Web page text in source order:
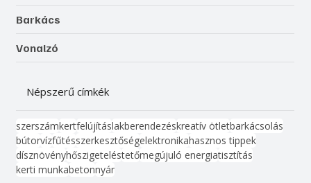
Barkács
Vonalzó
Népszerű címkék
szerszámkertfelújításlakberendezéskreatív ötletbarkácsolás
bútorvízfűtésszerkesztőségelektronikahasznos tippek
dísznövényhőszigeteléstetőmegújuló energiatisztítás
kerti munkabetonnyár